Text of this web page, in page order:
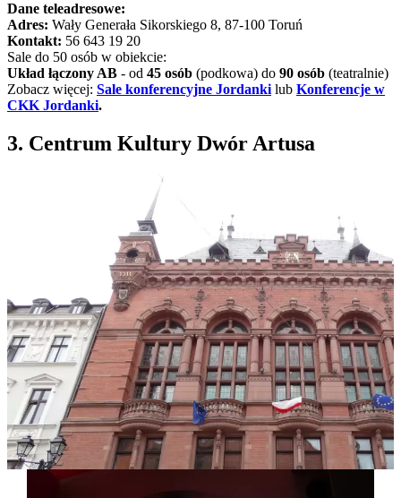
Dane teleadresowe:
Adres: Wały Generała Sikorskiego 8, 87-100 Toruń
Kontakt: 56 643 19 20
Sale do 50 osób w obiekcie:
Układ łączony AB - od 45 osób (podkowa) do 90 osób (teatralnie)
Zobacz więcej: Sale konferencyjne Jordanki lub Konferencje w
CKK Jordanki.
3. Centrum Kultury Dwór Artusa